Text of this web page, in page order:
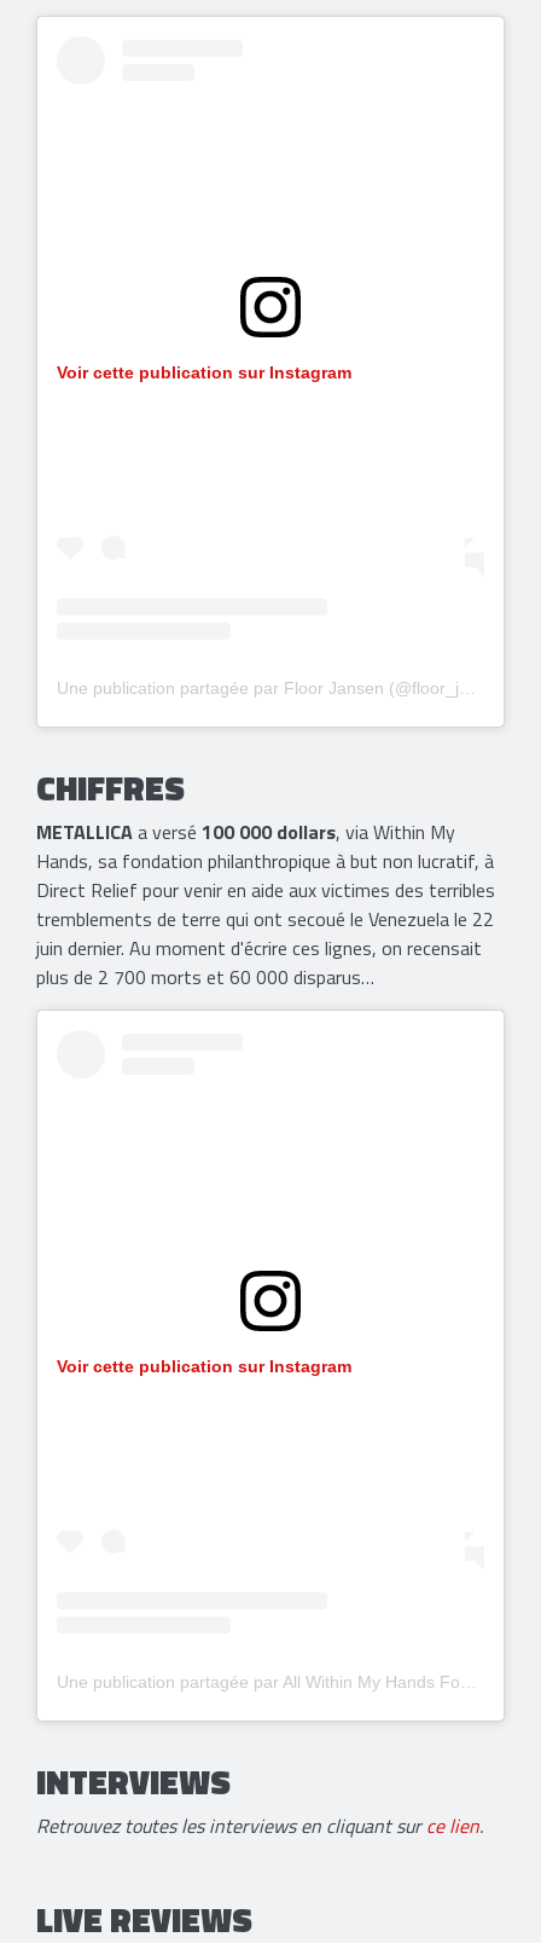
Voir cette publication sur Instagram
Une publication partagée par Floor Jansen (@floor_jansen_official)
CHIFFRES
METALLICAa versé 100 000 dollars, via Within My
Hands, sa fondation philanthropique à but non lucratif, à
Direct Relief pour venir en aide aux victimes des terribles
tremblements de terre qui ont secoué le Venezuela le 22
juin dernier. Au moment d'écrire ces lignes, on recensait
plus de 2 700 morts et 60 000 disparus…
Voir cette publication sur Instagram
Une publication partagée par All Within My Hands Foundation (@allwithinmyhandsfoundation)
INTERVIEWS
Retrouvez toutes les interviews en cliquant surce lien.
LIVE REVIEWS